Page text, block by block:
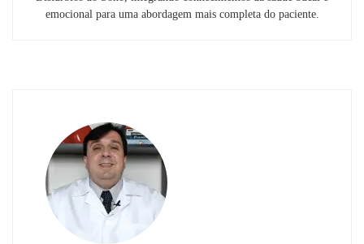
emocional para uma abordagem mais completa do paciente.